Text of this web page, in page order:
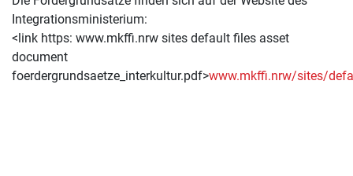
Integrationsministerium:
<link https: www.mkffi.nrw sites default files asset
document
foerdergrundsaetze_interkultur.pdf>www.mkffi.nrw/sites/